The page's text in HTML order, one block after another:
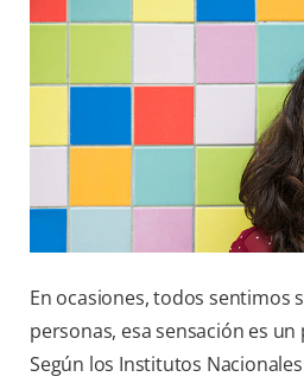
En ocasiones, todos sentimos
personas, esa sensación es
Según los Institutos